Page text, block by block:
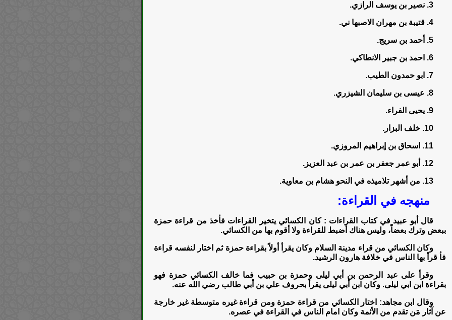
3. نصير بن يوسف الرازي.
4. قتيبة بن مهران الاصبها ني.
5. أحمد بن سريج.
6. احمد بن جبير الانطاكي.
7. ابو حمدون الطيب.
8. عيسى بن سليمان الشيزري.
9. يحيى الفراء.
10. خلف البزار.
11. اسحاق بن إبراهيم المروزي.
12. أبو عمر جعفر بن عمر بن عبد العزيز.
13. من أشهر تلاميذه في النحو هشام بن معاوية.
منهجه في القراءة:
قال أبو عبيد في كتاب القراءات : كان الكسائي يتخير القراءات فأخذ من قراءة حمزة
ببعض وترك بعضاً، وليس هناك أضبط للقراءة ولا أقوم بها من الكسائي.
وكان الكسائي من قراء مدينة السلام وكان يقرأ أولاً بقراءة حمزة ثم اختار لنفسه قراءة
فأ قرأ بها الناس في خلافة هارون الرشيد.
وقرأ على عبد الرحمن بن أبي ليلى وحمزة بن حبيب فما خالف الكسائي حمزة فهو
بقراءة ابن ابي ليلى. وكان ابن أبي ليلى يقرأ بحروف علي بن أبي طالب رضي الله عنه.
وقال ابن مجاهد: اختار الكسائي من قراءة حمزة ومن قراءة غيره متوسطة غير خارجة
عن آثار مَن تقدم من الأئمة وكان امام الناس في القراءة في عصره.